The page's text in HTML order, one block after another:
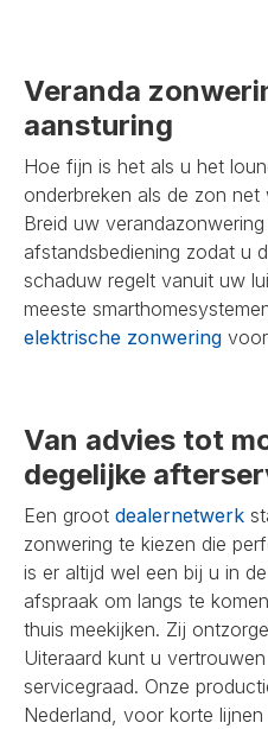
Veranda
aansturing
Hoe fijn is het als u het
onderbreken als de zon
Breid uw
afstandsbediening zodat u
schaduw regelt vanuit uw
meeste
elektrische zonwering
Van advies tot
degelijke
Een groot dealernetwerk
zonwering te kiezen die
is er altijd wel een bij u in
afspraak om langs te
thuis meekijken. Zij
Uiteraard kunt u
servicegraad. Onze
Nederland, voor korte